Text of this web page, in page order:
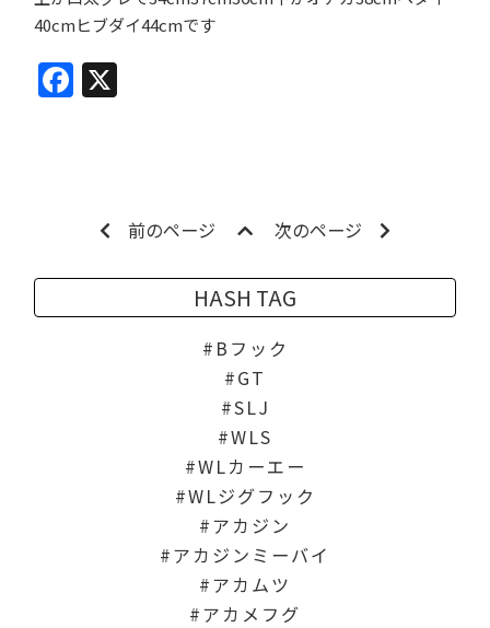
40cmヒブダイ44cmです
Facebook
前のページ 次のページ
HASH TAG
Bフック
GT
SLJ
WLS
WLカーエー
WLジグフック
アカジン
アカジンミーバイ
アカムツ
アカメフグ